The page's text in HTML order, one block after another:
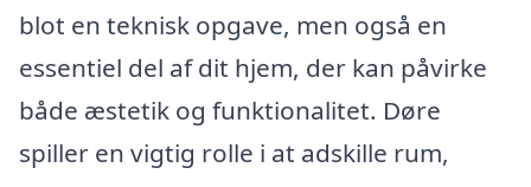
blot en teknisk opgave, men også en
essentiel del af dit hjem, der kan påvirke
både æstetik og funktionalitet. Døre
spiller en vigtig rolle i at adskille rum,